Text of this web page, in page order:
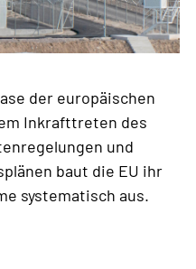
der europäischen
Inkrafttreten des
und
baut die EU ihr
systematisch aus.